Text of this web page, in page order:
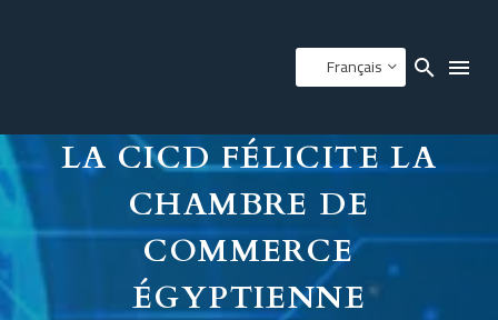
Français
LA CICD FÉLICITE LA
CHAMBRE DE
COMMERCE
ÉGYPTIENNE